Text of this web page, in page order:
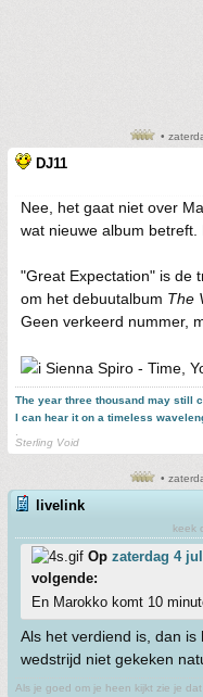
•
DJ11
Nee, het gaat niet over
wat nieuwe album
"Great Expectation" is de
om het debuutalbum The
Geen verkeerd nummer,
Sienna Spiro - Time,
The year three thousand may still
I can hear it on a timeless
Sterling Void
•
livelink
keek
Op zaterdag 4
volgende:
En Marokko komt 10
Als het verdiend is, dan
wedstrijd niet gekeken
Als je goed om je heen kijkt zie je dat